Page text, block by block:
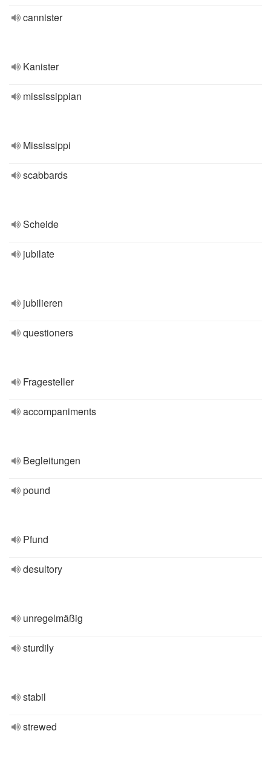
cannister
Kanister
mississippian
Mississippi
scabbards
Scheide
jubilate
jubilieren
questioners
Fragesteller
accompaniments
Begleitungen
pound
Pfund
desultory
unregelmäßig
sturdily
stabil
strewed